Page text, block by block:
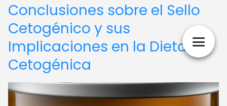
Conclusiones sobre el Sello
Cetogénico y sus
Implicaciones en la Dieta
Cetogénica